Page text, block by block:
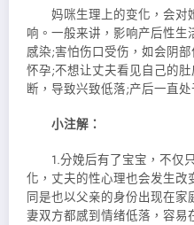
妈咪生理上的变化，会对
响。一般来讲，影响产后性
感染;害怕伤口受伤，如会阴
怀孕;不想让丈夫看见自己的
断，导致兴致低落;产后一直
小注解：
1.分娩后有了宝宝，不仅
化，丈夫的性心理也会发生改
同是也以父亲的身份出现在
妻双方都感到情绪低落，容易